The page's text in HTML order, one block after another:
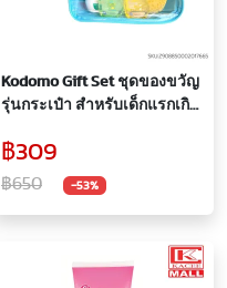
Kodomo Gift Set ชุดของขวัญ
รุ่นกระเป๋า สำหรับเด็กแรกเกิด
฿309
฿650 -53%